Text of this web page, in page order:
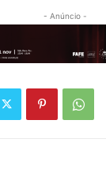
- Anúncio -